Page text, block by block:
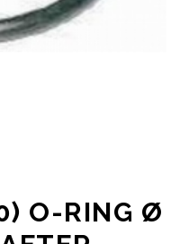
O-RING Ø